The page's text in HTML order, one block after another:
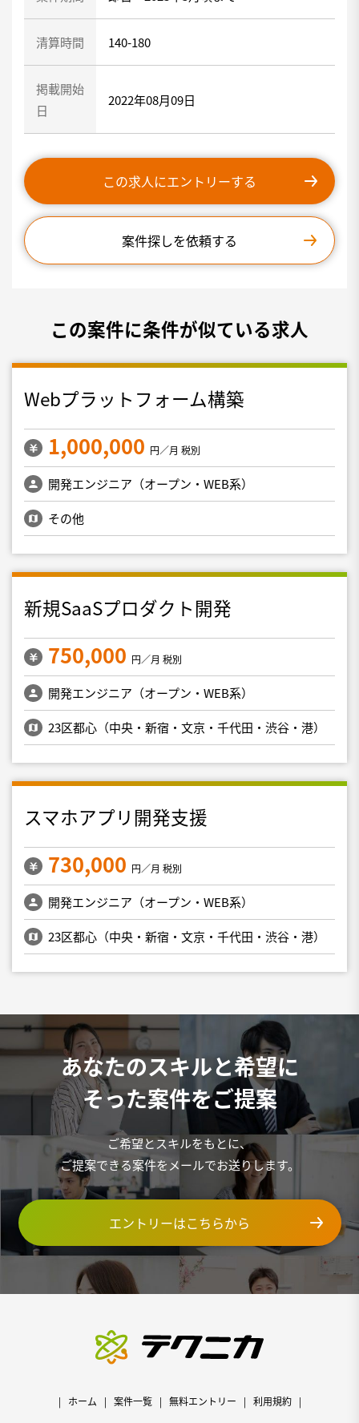
清算時間 140-180
掲載開始
日
2022年08月09日
この求人にエントリーする
案件探しを依頼する
この案件に条件が似ている求人
Webプラットフォーム構築
1,000,000 円／月 税別
開発エンジニア（オープン・WEB系）
その他
新規SaaSプロダクト開発
750,000 円／月 税別
開発エンジニア（オープン・WEB系）
23区都心（中央・新宿・文京・千代田・渋谷・港）
スマホアプリ開発支援
730,000 円／月 税別
開発エンジニア（オープン・WEB系）
23区都心（中央・新宿・文京・千代田・渋谷・港）
あなたのスキルと希望に
そった案件をご提案
ご希望とスキルをもとに、
ご提案できる案件をメールでお送りします。
エントリーはこちらから
ホーム 案件一覧 無料エントリー 利用規約